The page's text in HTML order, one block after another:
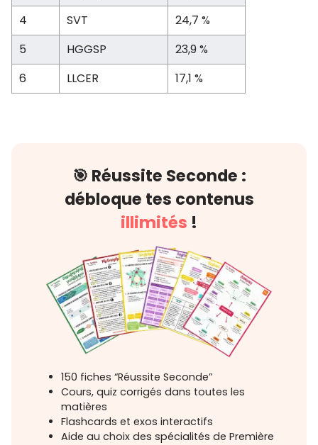
4
SVT
24,7 %
5
HGGSP
23,9 %
6
LLCER 17,1 %
🎯 Réussite Seconde :
débloque tes contenus
illimités !
150 fiches “Réussite Seconde”
Cours, quiz corrigés dans toutes les
matières
Flashcards et exos interactifs
Aide au choix des spécialités de Première